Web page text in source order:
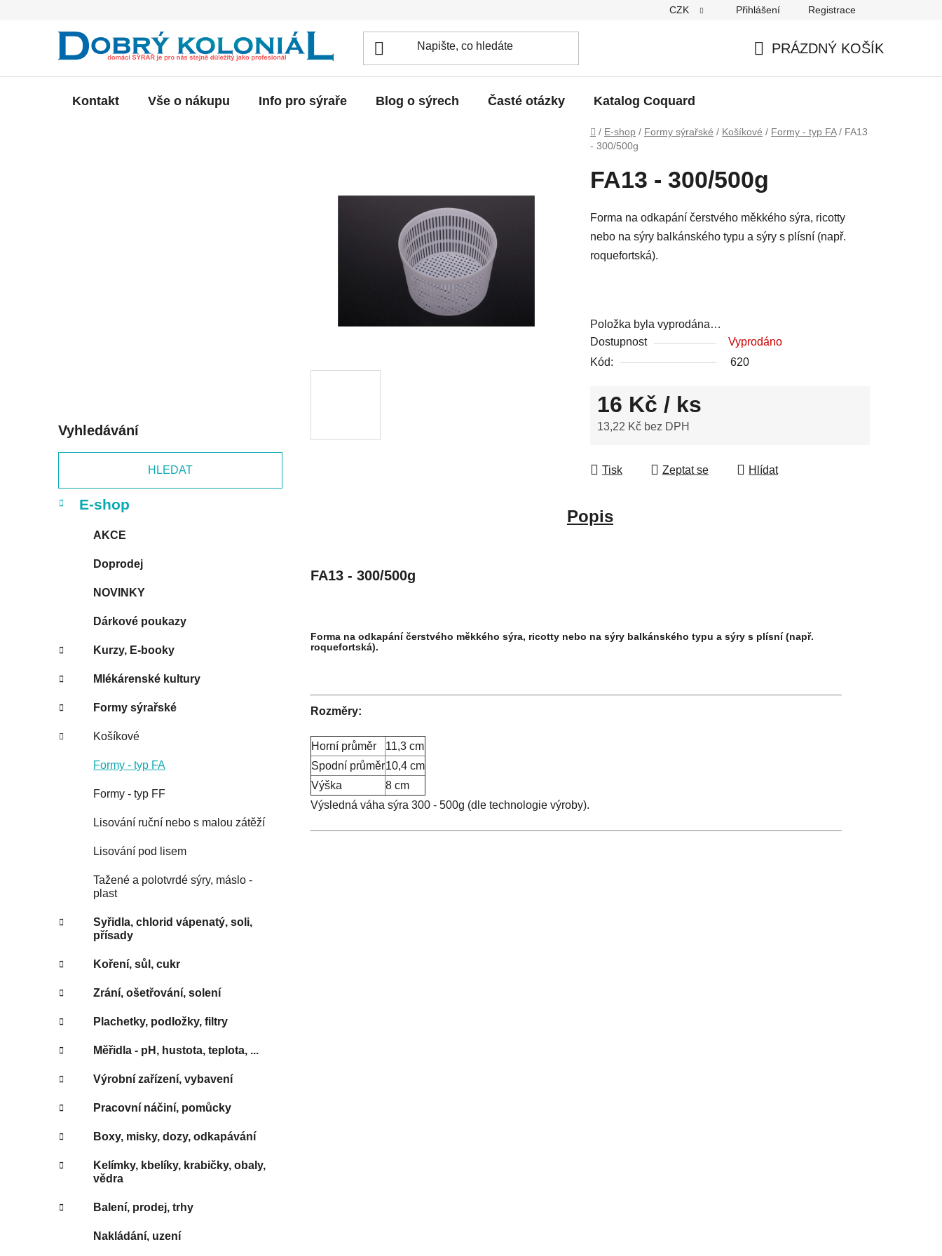
CZK Přihlášení Registrace
PRÁZDNÝ KOŠÍK
Kontakt Vše o nákupu Info pro sýraře Blog o sýrech Časté otázky Katalog Coquard
Domů
/ E-shop / Formy sýrařské / Košíkové / Formy - typ FA / FA13
- 300/500g
Vyhledávání
HLEDAT
kategorie
K
a
E-shop
AKCE
Doprodej
NOVINKY
Dárkové poukazy
Kurzy, E-booky
Mlékárenské kultury
Formy sýrařské
Košíkové
Formy - typ FA
Formy - typ FF
Lisování ruční nebo s malou zátěží
Lisování pod lisem
Tažené a polotvrdé sýry, máslo -
plast
Syřidla, chlorid vápenatý, soli,
přísady
Koření, sůl, cukr
Zrání, ošetřování, solení
Plachetky, podložky, filtry
Měřidla - pH, hustota, teplota, ...
Výrobní zařízení, vybavení
Pracovní náčiní, pomůcky
Boxy, misky, dozy, odkapávání
Kelímky, kbelíky, krabičky, obaly,
vědra
Balení, prodej, trhy
Nakládání, uzení
FA13 - 300/500g
Forma na odkapání čerstvého měkkého sýra, ricotty
nebo na sýry balkánského typu a sýry s plísní (např.
roquefortská).
Položka byla vyprodána…
Dostupnost
Vyprodáno
Kód:
620
16 Kč / ks
13,22 Kč bez DPH
Tisk
Zeptat se Hlídat
Popis
FA13 - 300/500g
Forma na odkapání čerstvého měkkého sýra, ricotty nebo na sýry balkánského typu a sýry s plísní (např.
roquefortská).
Rozměry:
Horní průměr
11,3 cm
Spodní průměr10,4 cm
Výška
8 cm
Výsledná váha sýra 300 - 500g (dle technologie výroby).